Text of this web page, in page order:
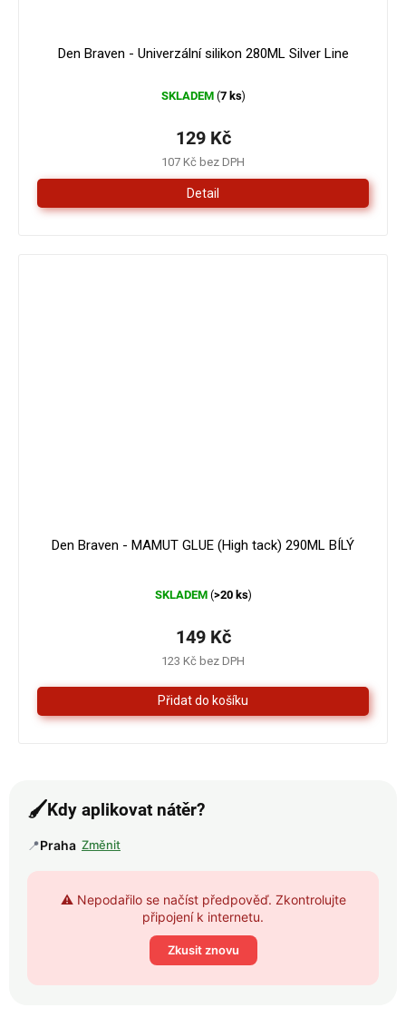
Den Braven - Univerzální silikon 280ML Silver Line
SKLADEM (7 ks)
107 Kč bez DPH
129 Kč
Detail
Den Braven - MAMUT GLUE (High tack) 290ML BÍLÝ
hodnocení
je
4,3
z
5
hvězdiček.
SKLADEM (>20 ks)
123 Kč bez DPH
149 Kč
🖌️Kdy aplikovat nátěr?
📍Praha Změnit
⚠️ Nepodařilo se načíst předpověď. Zkontrolujte
připojení k internetu.
Zkusit znovu